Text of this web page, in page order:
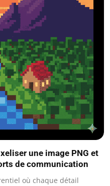
une image PNG et
de communication
où chaque détail